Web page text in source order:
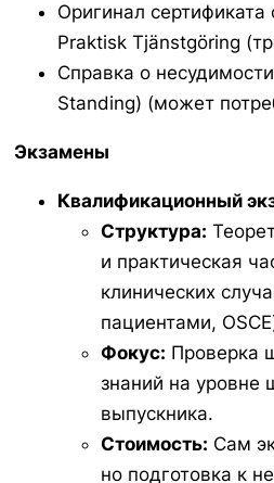
Оригинал
Praktisk Tjänstgöring
Справка о
Standing) (может
Экзамены
Квалификационный
Структура:
и практическая
клинических
пациентами,
Фокус: Проверка
знаний на уровне
выпускника.
Стоимость: Сам
но подготовка к